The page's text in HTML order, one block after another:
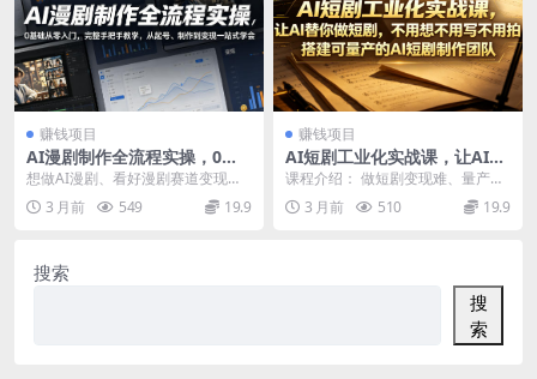
赚钱项目
AI漫剧制作全流程实操，0基
础从零入门，完整手把手教
学，从起号、制作到变现一站
式学会
想做AI漫剧、看好漫剧赛道变现红
利，却完全零基础不知道从哪下
手？ 不会找小说、不...
3 月前 549 19.9
赚钱项目
AI短剧工业化实战课，让AI替
你做短剧，不用想不用写不用
拍，搭建可量产的AI短剧制作
团队
课程介绍： 做短剧变现难、量产
难？单打独斗效率低下，脚本创
作、角色设计、拍摄剪辑...
3 月前 510 19.9
搜索
搜
索